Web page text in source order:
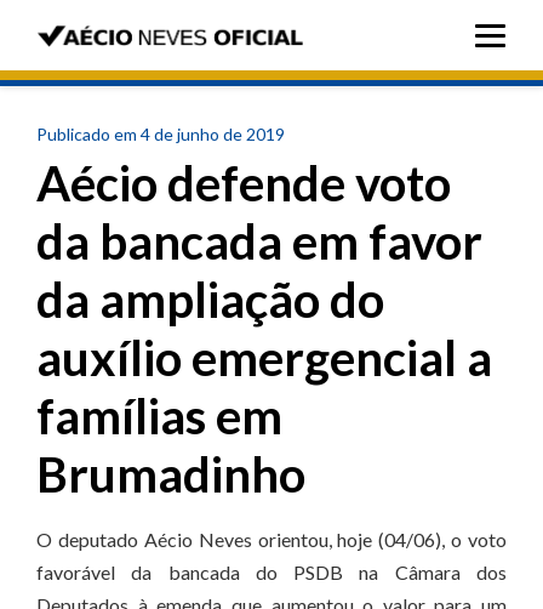
Publicado em 4 de junho de 2019
Aécio defende voto
da bancada em favor
da ampliação do
auxílio emergencial a
famílias em
Brumadinho
O deputado Aécio Neves orientou, hoje (04/06), o voto
favorável da bancada do PSDB na Câmara dos